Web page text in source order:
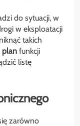
do sytuacji, w
w eksploatacji
takich
plan funkcji
listę
zarówno